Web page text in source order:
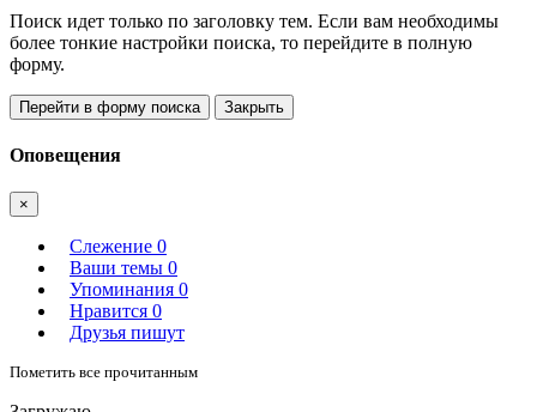
Поиск идет только по заголовку тем. Если вам необходимы
более тонкие настройки поиска, то перейдите в полную
форму.
Перейти в форму поиска Закрыть
Оповещения
×
Слежение 0
Ваши темы 0
Упоминания 0
Нравится 0
Друзья пишут
Пометить все прочитанным